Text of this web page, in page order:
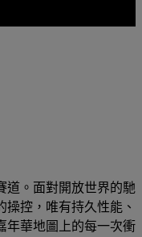
道。面對開放世界的馳
控，唯有持久性能、
年華地圖上的每一次衝